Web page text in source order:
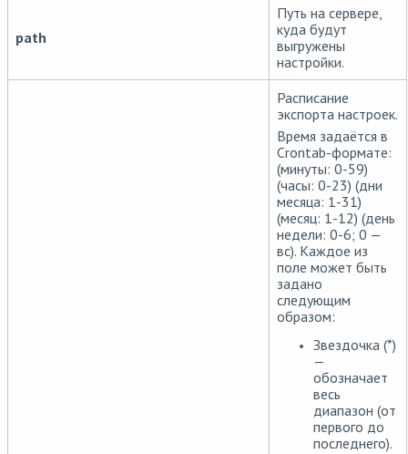
path
Путь на сервере,
куда будут
выгружены
настройки.
Расписание
экспорта настроек.
Время задаётся в
Crontab-формате:
(минуты: 0-59)
(часы: 0-23) (дни
месяца: 1-31)
(месяц: 1-12) (день
недели: 0-6; 0 —
вс). Каждое из
поле может быть
задано
следующим
образом:
Звездочка (*)
—
обозначает
весь
диапазон (от
первого до
последнего).